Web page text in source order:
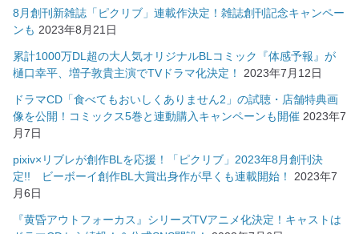
8月創刊新雑誌「ピクリブ」連載作決定！雑誌創刊記念キャンペー
ンも 2023年8月21日
累計1000万DL超の大人気オリジナルBLコミック『体感予報』が
樋口幸平、増子敦貴主演でTVドラマ化決定！
2023年7月12日
ドラマCD「食べてもおいしくありません2」の試聴・店舗特典画
像を公開！コミックス5巻と連動購入キャンペーンも開催 2023年7
月7日
pixiv×リブレが創作BLを応援！「ピクリブ」2023年8月創刊決
定!! ビーボーイ創作BL大賞出身作が早くも連載開始！
2023年7
月6日
『黄昏アウトフォーカス』シリーズTVアニメ化決定！キャストは